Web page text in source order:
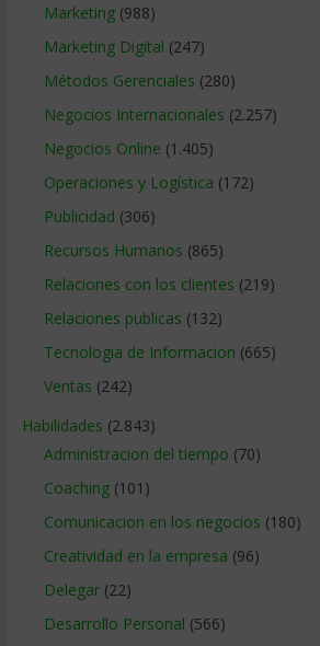
Marketing(988)
Marketing Digital (247)
Métodos Gerenciales (280)
Negocios Internacionales (2.257)
Negocios Online (1.405)
Operaciones y Logística (172)
Publicidad (306)
Recursos Humanos (865)
Relaciones con los clientes (219)
Relaciones publicas (132)
Tecnologia de Informacion (665)
Ventas (242)
Habilidades (2.843)
Administracion del tiempo (70)
Coaching(101)
Comunicacion en los negocios (180)
Creatividad en la empresa (96)
Delegar(22)
Desarrollo Personal (566)